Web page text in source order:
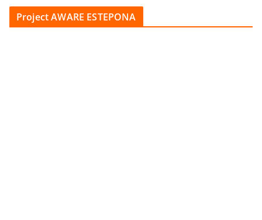
Project AWARE ESTEPONA